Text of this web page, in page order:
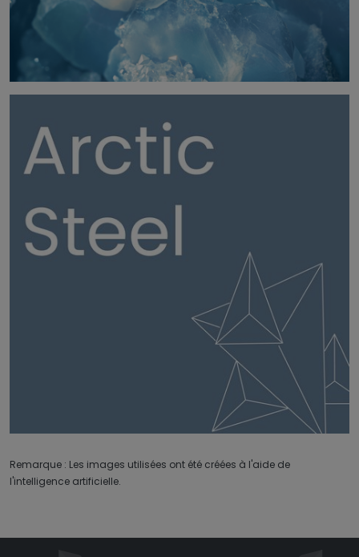
Remarque : Les images utilisées ont été créées à l'aide de
l'intelligence artificielle.